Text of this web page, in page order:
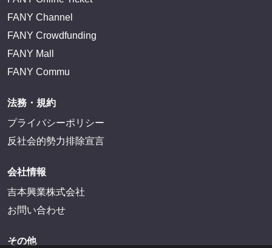
FANY Channel
FANY Crowdfunding
FANY Mall
FANY Commu
法務・規約
プライバシーポリシー
反社会的勢力排除宣言
会社情報
吉本興業株式会社
お問い合わせ
その他